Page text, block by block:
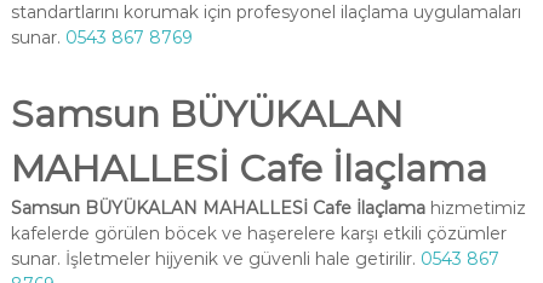
standartlarını korumak için profesyonel ilaçlama uygulamaları
sunar. 0543 867 8769
Samsun BÜYÜKALAN
MAHALLESİ Cafe İlaçlama
Samsun BÜYÜKALAN MAHALLESİ Cafe İlaçlamahizmetimiz
kafelerde görülen böcek ve haşerelere karşı etkili çözümler
sunar. İşletmeler hijyenik ve güvenli hale getirilir. 0543 867